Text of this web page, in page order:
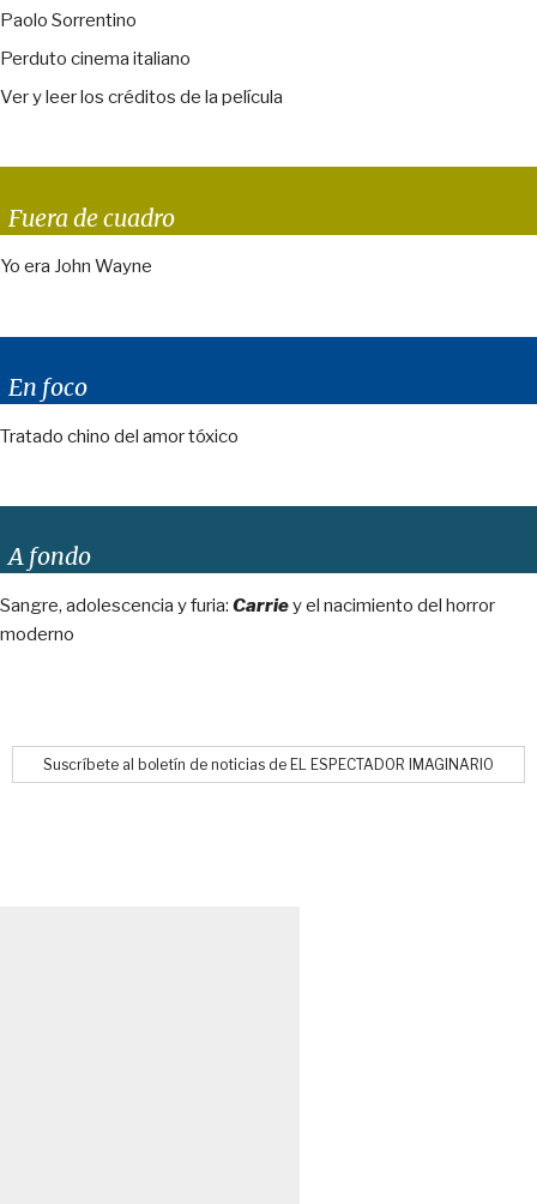
Paolo Sorrentino
Perduto cinema italiano
Ver y leer los créditos de la película
Fuera de cuadro
Yo era John Wayne
En foco
Tratado chino del amor tóxico
A fondo
Sangre, adolescencia y furia: Carriey el nacimiento del horror
moderno
Suscríbete al boletín de noticias de EL ESPECTADOR IMAGINARIO